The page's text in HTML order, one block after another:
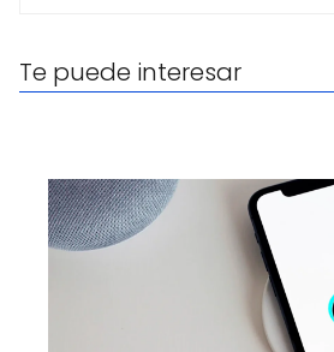
Te puede interesar